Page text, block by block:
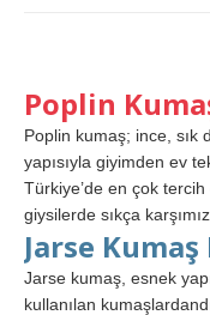
Poplin
Poplin kumaş; ince, sık
yapısıyla giyimden ev
Türkiye’de en çok
giysilerde sıkça
Jarse
Jarse kumaş, esnek
kullanılan